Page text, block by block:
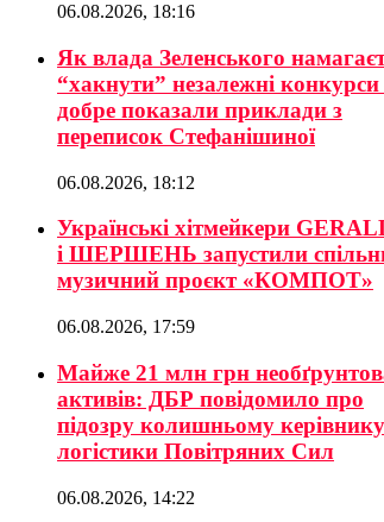
06.08.2026, 18:16
Як влада Зеленського
“хакнути” незалежні конкурси
добре показали приклади з
переписок Стефанішиної
06.08.2026, 18:12
Українські хітмейкери
і ШЕРШЕНЬ запустили
музичний проєкт «КОМПОТ»
06.08.2026, 17:59
Майже 21 млн грн
активів: ДБР повідомило про
підозру колишньому керівнику
логістики Повітряних Сил
06.08.2026, 14:22